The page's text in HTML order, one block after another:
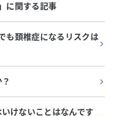
」に関する記事
も頚椎症になるリスクは
けないことはなんです